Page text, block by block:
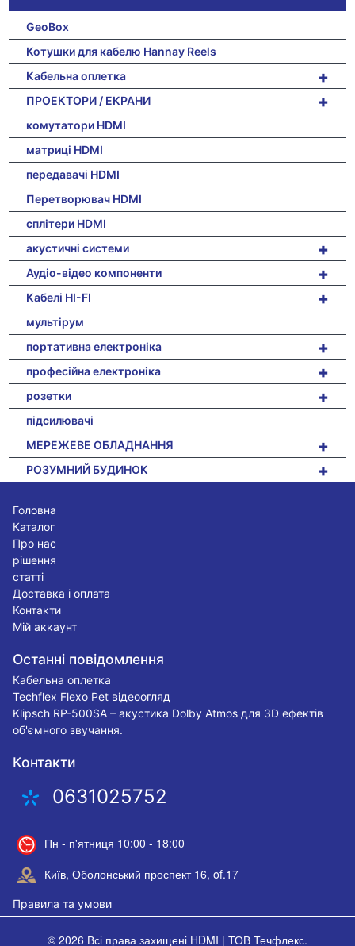
GeoBox
Котушки для кабелю Hannay Reels
+
Кабельна оплетка
+
ПРОЕКТОРИ / ЕКРАНИ
комутатори HDMI
матриці HDMI
передавачі HDMI
Перетворювач HDMI
сплітери HDMI
+
акустичні системи
+
Аудіо-відео компоненти
+
Кабелі HI-FI
мультірум
+
портативна електроніка
+
професійна електроніка
+
розетки
підсилювачі
+
МЕРЕЖЕВЕ ОБЛАДНАННЯ
+
РОЗУМНИЙ БУДИНОК
Головна
Каталог
Про нас
рішення
статті
Доставка і оплата
Контакти
Мій аккаунт
Останні повідомлення
Кабельна оплетка
Techflex Flexo Pet відеоогляд
Klipsch RP-500SA – акустика Dolby Atmos для 3D ефектів
об'ємного звучання.
Контакти
0631025752
Пн - п'ятниця 10:00 - 18:00
Київ, Оболонський проспект 16, of.17
Правила та умови
© 2026 Всі права захищені HDMI | ТОВ Течфлекс.